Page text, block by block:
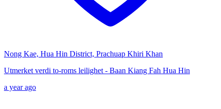
Nong Kae, Hua Hin District, Prachuap Khiri Khan
Utmerket verdi to-roms leilighet - Baan Kiang Fah Hua Hin
a year ago